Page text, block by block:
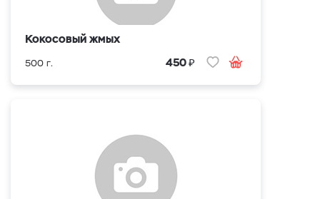
Кокосовый жмых
500 г. 450₽